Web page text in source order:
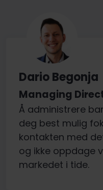
Dario Begonja
Managing
Å administrere
deg best mulig
kontakten med
og ikke oppdage
markedet i tide.